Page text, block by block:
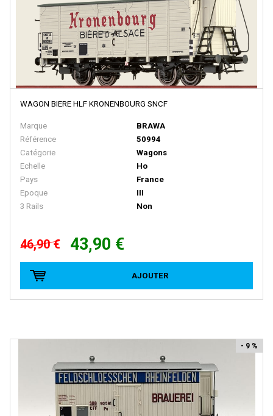
NLOOK
Noch
NOVATEUR MODELES
NZG
ORANGUTAN MODEL
Oskar
Overland
PANIER
PIKO RDA
WAGON BIERE HLF KRONENBOURG SNCF
Marque
BRAWA
Référence
50994
Catégorie
Wagons
Echelle
Ho
Pays
France
Epoque
III
3 Rails
Non
46,90 € 43,90 €
AJOUTER
- 9 %